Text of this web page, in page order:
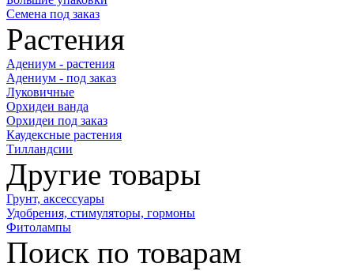
Семена под заказ
Растения
Адениум - растения
Адениум - под заказ
Луковичные
Орхидеи ванда
Орхидеи под заказ
Каудексные растения
Тилландсии
Другие товары
Грунт, аксессуары
Удобрения, стимуляторы, гормоны
Фитолампы
Поиск по товарам